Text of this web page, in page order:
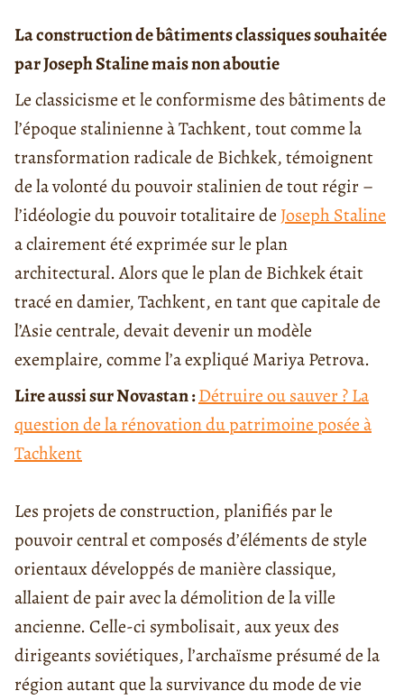
La construction de bâtiments classiques souhaitée
par Joseph Staline mais non aboutie
Le classicisme et le conformisme des bâtiments de
l’époque stalinienne à Tachkent, tout comme la
transformation radicale de Bichkek, témoignent
de la volonté du pouvoir stalinien de tout régir –
l’idéologie du pouvoir totalitaire de Joseph Staline
a clairement été exprimée sur le plan
architectural. Alors que le plan de Bichkek était
tracé en damier, Tachkent, en tant que capitale de
l’Asie centrale, devait devenir un modèle
exemplaire, comme l’a expliqué Mariya Petrova.
Lire aussi sur Novastan :Détruire ou sauver ? La
question de la rénovation du patrimoine posée à
Tachkent
Les projets de construction, planifiés par le
pouvoir central et composés d’éléments de style
orientaux développés de manière classique,
allaient de pair avec la démolition de la ville
ancienne. Celle-ci symbolisait, aux yeux des
dirigeants soviétiques, l’archaïsme présumé de la
région autant que la survivance du mode de vie